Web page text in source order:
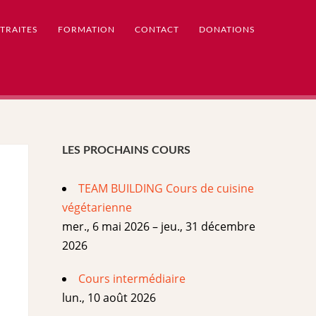
FORMATION CONTACT DONATIONS
LES PROCHAINS COURS
TEAM BUILDING Cours de cuisine
végétarienne
mer., 6 mai 2026 – jeu., 31 décembre
2026
Cours intermédiaire
lun., 10 août 2026